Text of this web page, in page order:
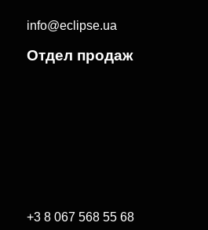
info@eclipse.ua
Отдел продаж
+3 8 067 568 55 68